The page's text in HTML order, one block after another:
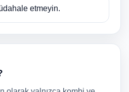
etmeyin.